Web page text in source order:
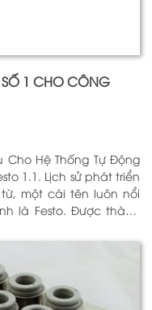
SỐ 1 CHO CÔNG
Cho Hệ Thống Tự Động
là Festo. Được thành